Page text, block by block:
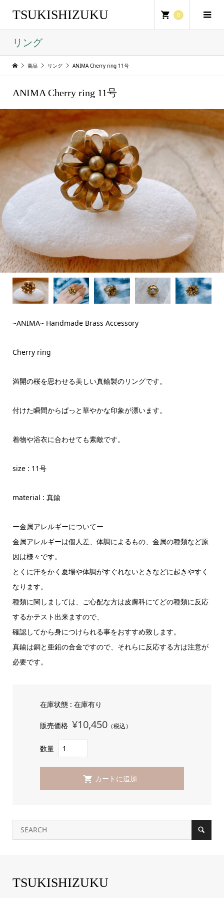
TSUKISHIZUKU 0
リング
商品 リング ANIMA Cherry ring 11号
ANIMA Cherry ring 11号
~ANIMA~ Handmade Brass Accessory
Cherry ring
満開の桜を思わせる美しい真鍮製のリングです。
付けた瞬間からぱっと華やかな印象が漂います。
着物や浴衣に合わせても素敵です。
size : 11号
material : 真鍮
ー金属アレルギーについてー
金属アレルギーは個人差、体調によるもの、金属の種類など原
因は様々です。
とくに汗をかく夏場や体調がすぐれないときなどに起きやすく
なります。
種類に関しましては、ご心配な方は皮膚科にてどの種類に反応
するかテスト出来ますので、
確認してから身につけられる事をおすすめ致します。
真鍮は銅と亜鉛の合金ですので、それらに反応する方は注意が
必要です。
在庫状態 : 在庫有り
販売価格 ¥10,450（税込）
数量
TSUKISHIZUKU